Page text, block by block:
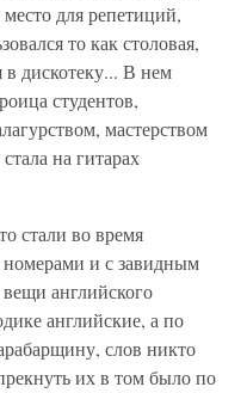
для репетиций,
то как столовая,
в дискотеку... В нем
студентов,
мастерством
на гитарах
стали во время
номерами и с завидным
английского
английские, а по
слов никто
их в том было по